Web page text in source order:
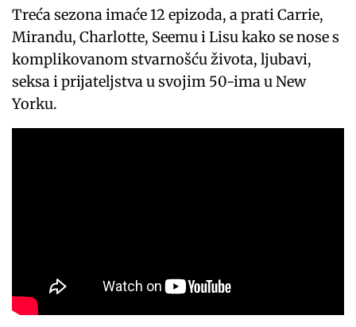
Treća sezona imaće 12 epizoda, a prati Carrie,
Mirandu, Charlotte, Seemu i Lisu kako se nose s
komplikovanom stvarnošću života, ljubavi,
seksa i prijateljstva u svojim 50-ima u New
Yorku.